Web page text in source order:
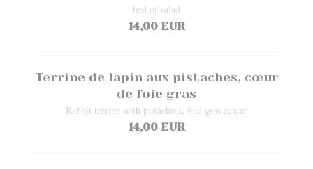
bed of salad
14,00 EUR
Terrine de lapin aux pistaches, cœur
de foie gras
Rabbit terrine with pistachios, foie gras center
14,00 EUR